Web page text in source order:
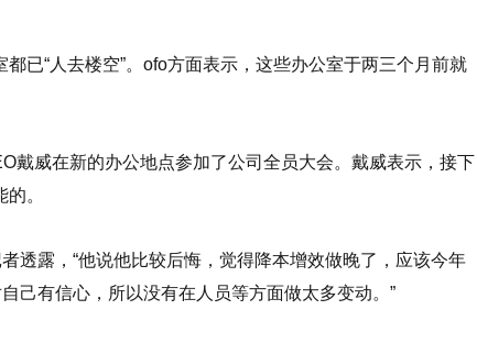
已“人去楼空”。ofo方面表示，这些办公室于两三个月前就
戴威在新的办公地点参加了公司全员大会。戴威表示，接下
。
透露，“他说他比较后悔，觉得降本增效做晚了，应该今年
己有信心，所以没有在人员等方面做太多变动。”